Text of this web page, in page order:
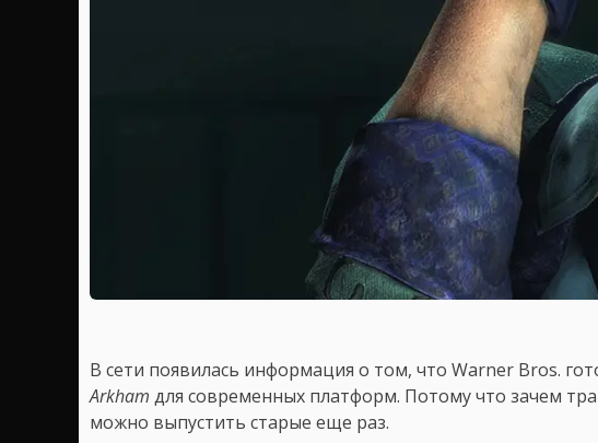
В сети появилась информация о том, что Warner Bros.
Arkham для современных платформ. Потому что зачем
можно выпустить старые еще раз.